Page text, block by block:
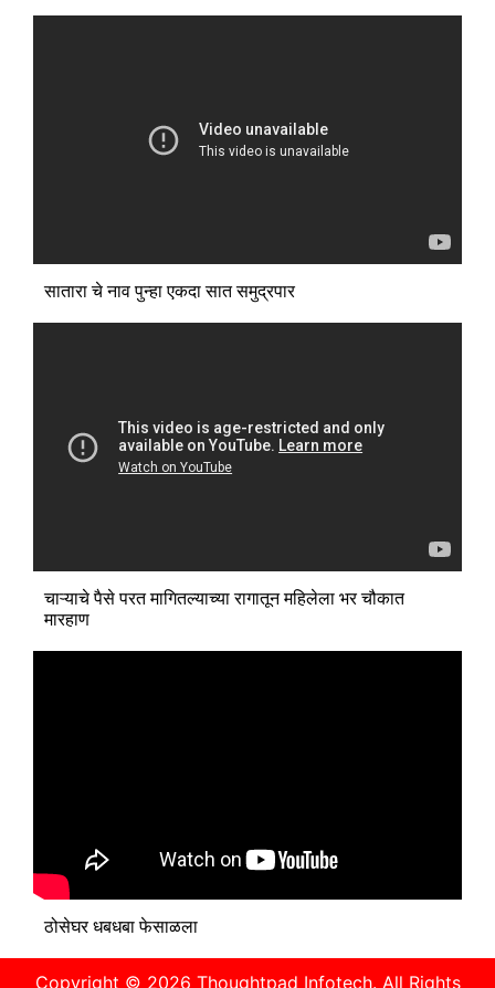
सातारा चे नाव पुन्हा एकदा सात समुद्रपार
चाऱ्याचे पैसे परत मागितल्याच्या रागातून महिलेला भर चौकात
मारहाण
ठोसेघर धबधबा फेसाळला
Copyright © 2026 Thoughtpad Infotech. All Rights